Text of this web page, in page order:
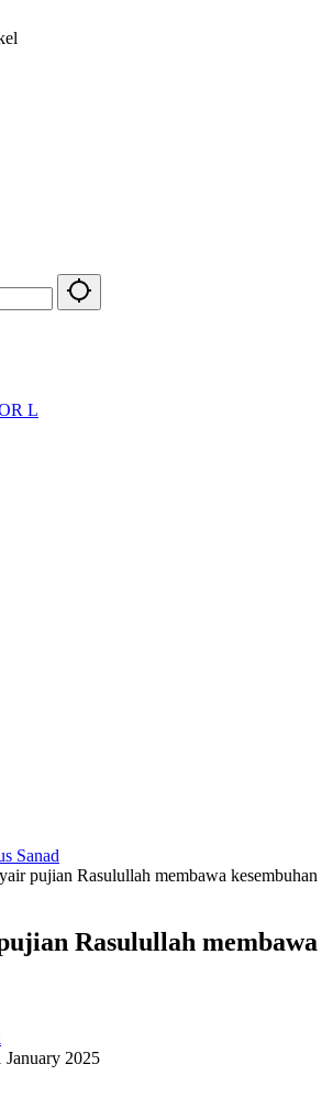
L
pujian Rasulullah membawa kesembuhan
Rasulullah membawa
January 2025